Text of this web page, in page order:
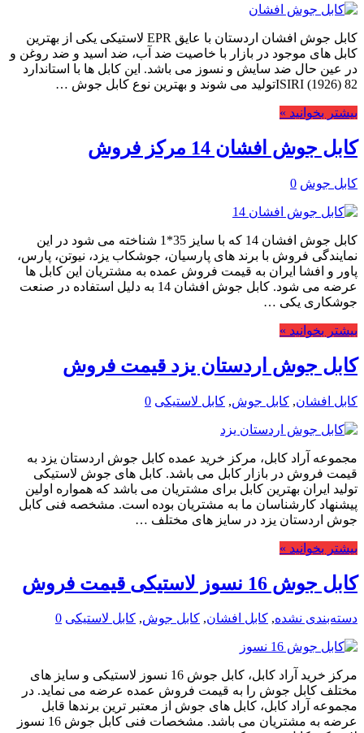
کابل جوش افشان اردستان با عایق EPR لاستیکی یکی از بهترین
کابل های موجود در بازار با خاصیت ضد آب، ضد اسید و ضد روغن و
در عین حال ضد سایش و نسوز می باشد. این کابل ها با استاندارد
ISIRI (1926) 82تولید می شوند و بهترین نوع کابل جوش …
بیشتر بخوانید »
کابل جوش افشان 14 مرکز فروش
کابل جوش 0
کابل جوش افشان 14 که با سایز 35*1 شناخته می شود در این
نمایندگی فروش با برند های پارسیان، جوشکاب یزد، نیوتن، پارس،
پاور و افشا ایران به قیمت فروش عمده به مشتریان این کابل ها
عرضه می شود. کابل جوش افشان 14 به دلیل استفاده در صنعت
جوشکاری یکی …
بیشتر بخوانید »
کابل جوش اردستان یزد قیمت فروش
کابل افشان, کابل جوش, کابل لاستیکی 0
مجموعه آراد کابل، مرکز خرید عمده کابل جوش اردستان یزد به
قیمت فروش در بازار کابل می باشد. کابل های جوش لاستیکی
تولید ایران بهترین کابل برای مشتریان می باشد که همواره اولین
پیشنهاد کارشناسان ما به مشتریان بوده است. مشخصه فنی کابل
جوش اردستان یزد در سایز های مختلف …
بیشتر بخوانید »
کابل جوش 16 نسوز لاستیکی قیمت فروش
دسته‌بندی نشده, کابل افشان, کابل جوش, کابل لاستیکی 0
مرکز خرید آراد کابل، کابل جوش 16 نسوز لاستیکی و سایز های
مختلف کابل جوش را به قیمت فروش عمده عرضه می نماید. در
مجموعه آراد کابل، کابل های جوش از معتبر ترین برندها قابل
عرضه به مشتریان می باشد. مشخصات فنی کابل جوش 16 نسوز